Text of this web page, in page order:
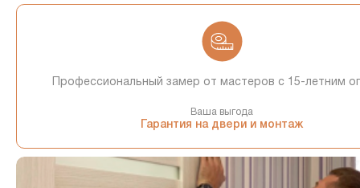
Профессиональный замер от мастеров с 15-летним
Ваша выгода
Гарантия на двери и монтаж